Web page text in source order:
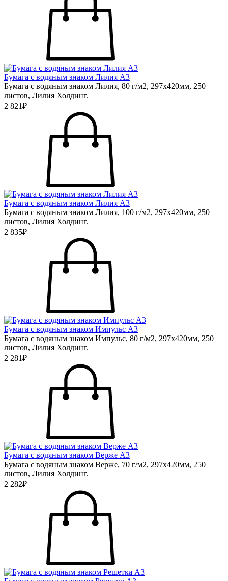
Бумага с водяным знаком Лилия А3
Бумага с водяным знаком Лилия, 80 г/м2, 297х420мм, 250
листов, Лилия Холдинг.
2 821₽
Бумага с водяным знаком Лилия А3
Бумага с водяным знаком Лилия, 100 г/м2, 297х420мм, 250
листов, Лилия Холдинг.
2 835₽
Бумага с водяным знаком Импульс А3
Бумага с водяным знаком Импульс, 80 г/м2, 297х420мм, 250
листов, Лилия Холдинг.
2 281₽
Бумага с водяным знаком Верже А3
Бумага с водяным знаком Верже, 70 г/м2, 297х420мм, 250
листов, Лилия Холдинг.
2 282₽